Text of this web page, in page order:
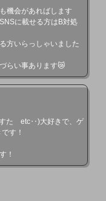
機会があればします
に載せる方はB対処
方いらっしゃいました
らい事あります😿
た　etc‥)大好きで、ゲ
す！
！